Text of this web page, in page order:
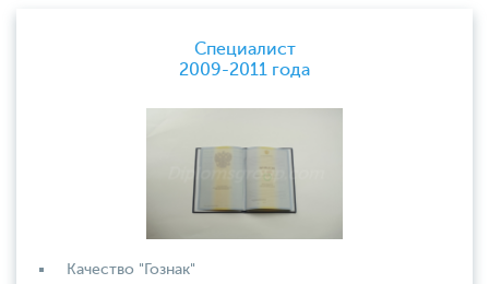
Специалист
2009-2011 года
Качество "Гознак"